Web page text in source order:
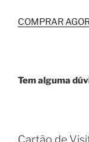
COMPRAR
Tem alguma
Cartão de